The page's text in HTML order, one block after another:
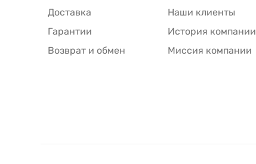
Доставка
Гарантии
Возврат и обмен
Наши клиенты
История компании
Миссия компании